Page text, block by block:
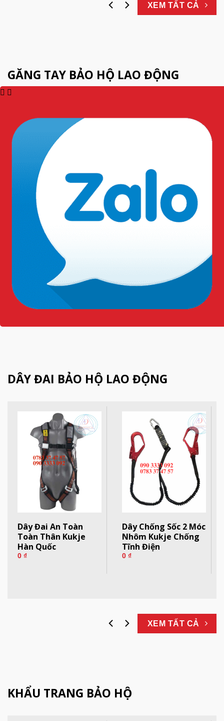
XEM TẤT CẢ
GĂNG TAY BẢO HỘ LAO ĐỘNG
Găng Tay Chịu Nhiệt
300 Độ C CASTONG
Găng Tay Cao Su
XEM TẤT CẢ
DÂY ĐAI BẢO HỘ LAO ĐỘNG
Dây Đai An Toàn
Toàn Thân Kukje
Hàn Quốc
0 ₫
Dây Chống Sốc 2 Móc
Nhôm Kukje Chống
Tĩnh Điện
0 ₫
XEM TẤT CẢ
KHẨU TRANG BẢO HỘ